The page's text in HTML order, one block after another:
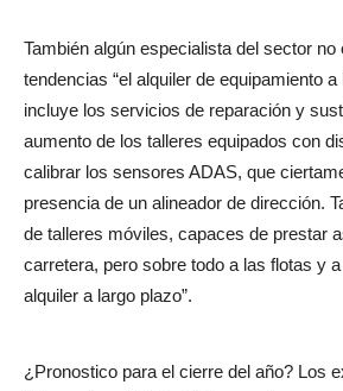
También algún especialista del sector no
tendencias “el alquiler de equipamiento
incluye los servicios de reparación y
aumento de los talleres equipados con
calibrar los sensores ADAS, que
presencia de un alineador de dirección.
de talleres móviles, capaces de prestar
carretera, pero sobre todo a las flotas y
alquiler a largo plazo”.
¿Pronostico para el cierre del año? Los